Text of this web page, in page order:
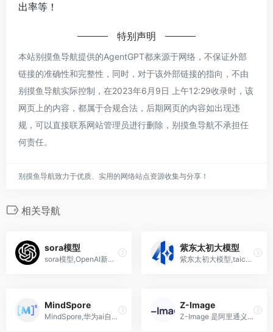
出率等！
特别声明
本站别摸鱼导航提供的AgentGPT都来源于网络，不保证外部
链接的准确性和完整性，同时，对于该外部链接的指向，不由
别摸鱼导航实际控制，在2023年6月9日 上午12:29收录时，该
网页上的内容，都属于合规合法，后期网页的内容如出现违
规，可以直接联系网站管理员进行删除，别摸鱼导航不承担任
何责任。
别摸鱼导航致力于优质、实用的网络站点资源收集与分享！
相关导航
sora模型
sora模型,OpenAI新出大模型,文本生成60秒视频
紫东太初大模型
紫东太初大模型,taichu全模态理解能力,文本、语音、图像、视频、信号、3D点云等
MindSpore
MindSpore,华为ai自研的支持端边云全场景的深度学习训练推理框架昇思
Z-Image
Z-Image 是阿里通义推出的一款开源、高效、面向大规模应用的图像生成基础模型，主打“6B 小参数+照片级画质+极速出图+中英双语文本渲染”。 对创作者、设计师、产品经理和 AI 开发者来说，它既是“平价版顶级生图模型”，也是一套可以深度二次开发的技术底座